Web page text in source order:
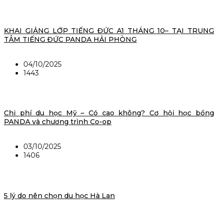
KHAI GIẢNG LỚP TIẾNG ĐỨC A1 THÁNG 10– TẠI TRUNG
TÂM TIẾNG ĐỨC PANDA HẢI PHÒNG
04/10/2025
1443
Chi phí du học Mỹ – Có cao không? Cơ hội học bổng
PANDA và chương trình Co-op
03/10/2025
1406
5 lý do nên chọn du học Hà Lan